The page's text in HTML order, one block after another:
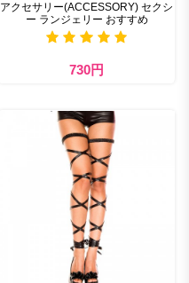
アクセサリー(ACCESSORY) セクシ
ー ランジェリー おすすめ
730円